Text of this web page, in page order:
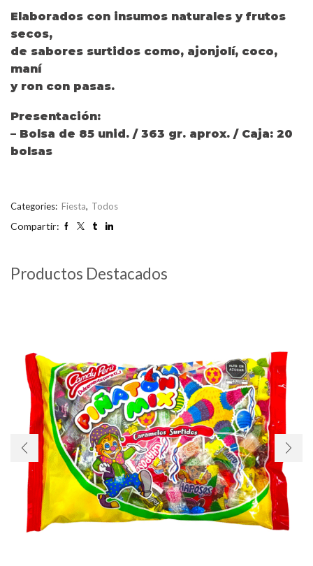
Elaborados con insumos naturales y frutos
secos,
de sabores surtidos como, ajonjolí, coco,
maní
y ron con pasas.
Presentación:
– Bolsa de 85 unid. / 363 gr. aprox. / Caja: 20
bolsas
Categories: Fiesta, Todos
Compartir:
Productos Destacados